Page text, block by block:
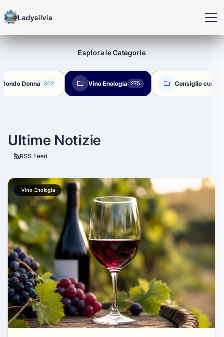
Ladysilvia
Esplora le Categorie
Mondo Donna 302 Vino Enologia 275 Consiglio
Ultime Notizie
RSS Feed
Vino Enologia